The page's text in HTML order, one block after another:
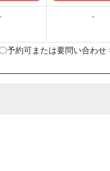
-
予約可または要問い合わ